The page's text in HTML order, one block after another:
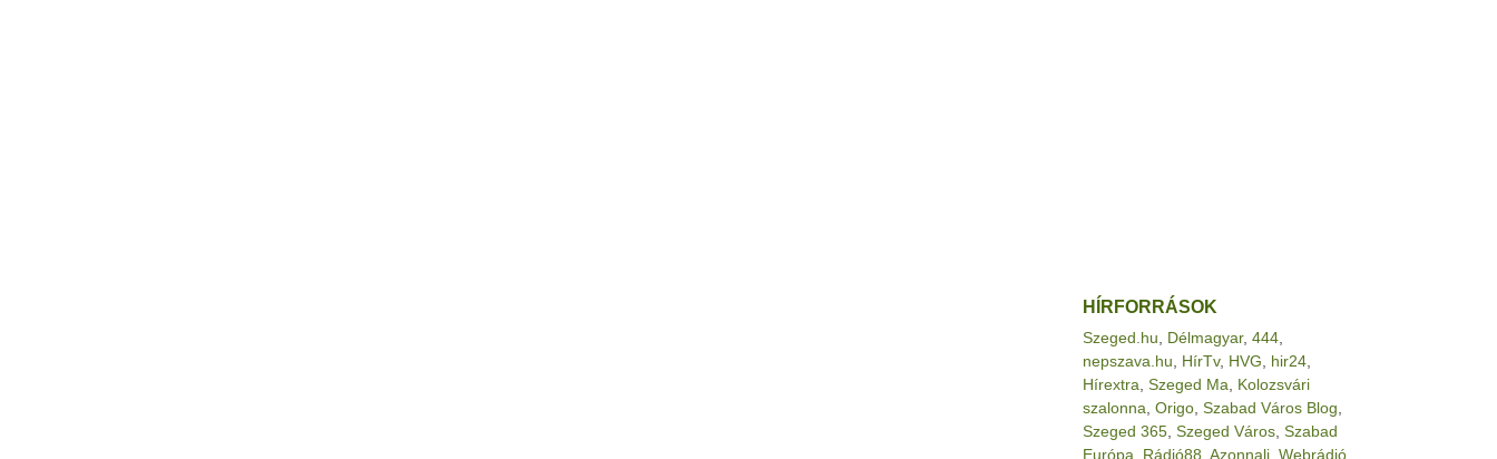
HÍRFORRÁSOK
Szeged.hu Délmagyar, 444
nepszava.hu
HírTv, HVG hir24
Hírextra Szeged Ma
Kolozsvári
szalonna Origo Szabad Város Blog
Szeged 365 Szeged Város Szabad
Európa
Rádió88 Azonnali Webrádió